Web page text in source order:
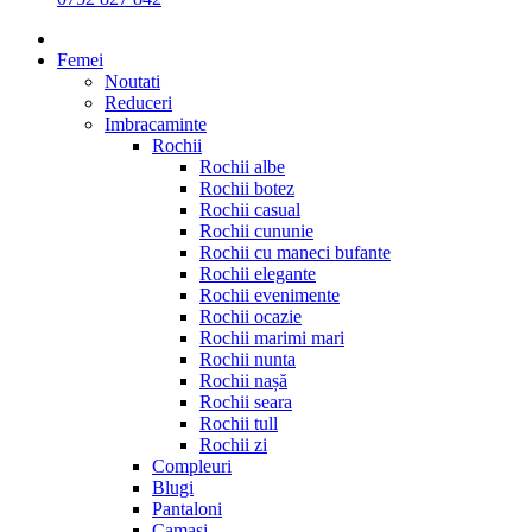
Femei
Noutati
Reduceri
Imbracaminte
Rochii
Rochii albe
Rochii botez
Rochii casual
Rochii cununie
Rochii cu maneci bufante
Rochii elegante
Rochii evenimente
Rochii ocazie
Rochii marimi mari
Rochii nunta
Rochii nașă
Rochii seara
Rochii tull
Rochii zi
Compleuri
Blugi
Pantaloni